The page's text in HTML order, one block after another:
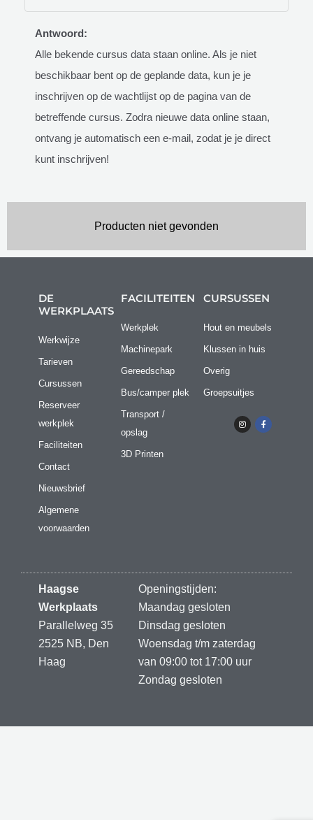
Antwoord:
Alle bekende cursus data staan online. Als je niet
beschikbaar bent op de geplande data, kun je je
inschrijven op de wachtlijst op de pagina van de
betreffende cursus. Zodra nieuwe data online staan,
ontvang je automatisch een e-mail, zodat je je direct
kunt inschrijven!
Producten niet gevonden
DE
WERKPLAATS
Werkwijze
Tarieven
Cursussen
Reserveer
werkplek
Faciliteiten
Contact
Nieuwsbrief
Algemene
voorwaarden
FACILITEITEN
Werkplek
Machinepark
Gereedschap
Bus/camper plek
Transport /
opslag
3D Printen
CURSUSSEN
Hout en meubels
Klussen in huis
Overig
Groepsuitjes
I
n
s
F
a
c
Haagse
Werkplaats
Parallelweg 35
2525 NB, Den
Haag
Openingstijden:
Maandag gesloten
Dinsdag gesloten
Woensdag t/m zaterdag
van 09:00 tot 17:00 uur
Zondag gesloten